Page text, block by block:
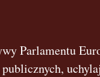
Parlamentu